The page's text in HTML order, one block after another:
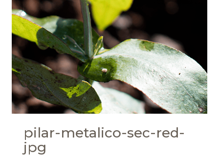
pilar-metalico-sec-red-
jpg